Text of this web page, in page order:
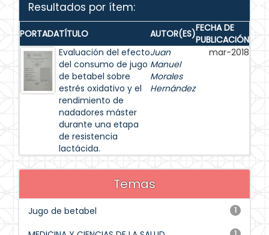
Resultados por ítem:
PORTADATÍTULO AUTOR(ES)FECHA DE
PUBLICACIÓN
Evaluación del efecto
del consumo de jugo
de betabel sobre
estrés oxidativo y el
rendimiento de
nadadores máster
durante una etapa
de resistencia
lactácida.
Juan
Manuel
Morales
Hernández
mar-2018
Temas
1
Jugo de betabel